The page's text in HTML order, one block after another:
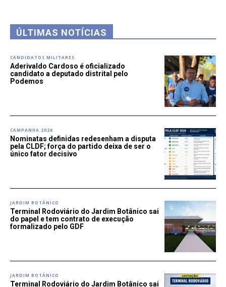
ÚLTIMAS NOTÍCIAS
CANDIDATOS MILITARES
Aderivaldo Cardoso é oficializado
candidato a deputado distrital pelo
Podemos
CAMPANHA 2026
Nominatas definidas redesenham a disputa
pela CLDF; força do partido deixa de ser o
único fator decisivo
JARDIM BOTÂNICO
Terminal Rodoviário do Jardim Botânico sai
do papel e tem contrato de execução
formalizado pelo GDF
JARDIM BOTÂNICO
Terminal Rodoviário do Jardim Botânico sai